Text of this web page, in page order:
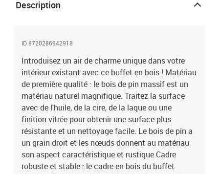
blancMatériau : bois de pin massif, MDFDimensions totales : 85 x
:Dimensions : 85 x 35 x 100 cm (l x P x H)Dimensions de l'étagère
HAMARL'assemblage est requisLa livraison contient :1 x buffet1 x
dessus de buffetLegal Documents:Vous trouverez ici plus de
détails sur la façon d'empêcher vos meubles de basculer
Description
ID 8720286942918
Introduisez un air de charme unique dans votre
intérieur existant avec ce buffet en bois ! Matériau
de première qualité : le bois de pin massif est un
matériau naturel magnifique. Traitez la surface
avec de l'huile, de la cire, de la laque ou une
finition vitrée pour obtenir une surface plus
résistante et un nettoyage facile. Le bois de pin a
un grain droit et les nœuds donnent au matériau
son aspect caractéristique et rustique.Cadre
robuste et stable : le cadre en bois du buffet